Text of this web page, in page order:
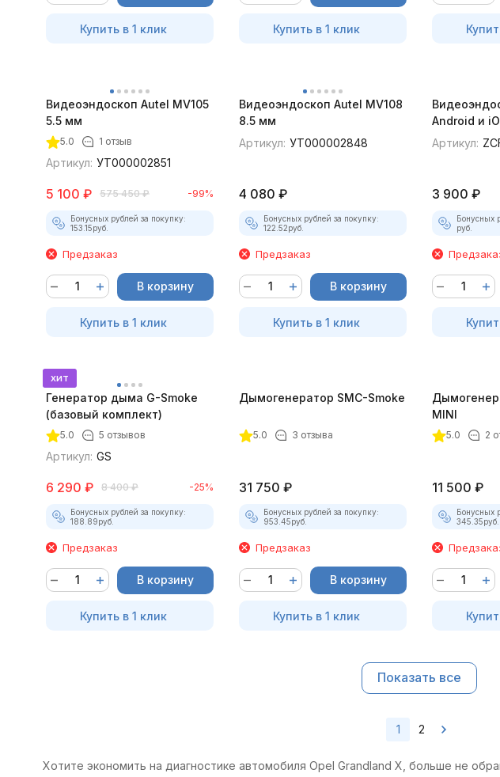
Купить в 1 клик Купить в 1 клик
Видеоэндоскоп Autel MV105
5.5 мм
5.0 1 отзыв
Артикул: УТ000002851
5 100 ₽ 575 450 ₽ -99%
Бонусных рублей за покупку:
153.15руб.
Предзаказ
В корзину
Купить в 1 клик
Видеоэндоскоп Autel MV108
8.5 мм
Артикул: УТ000002848
4 080 ₽
Бонусных рублей за покупку:
122.52руб.
Предзаказ
В корзину
Купить в 1 клик
Android и
для
Артикул:
3 900 ₽
Бонусных
руб.
хит
Генератор дыма G-Smoke
(базовый комплект)
5.0 5 отзывов
Артикул: GS
6 290 ₽ 8 400 ₽ -25%
Бонусных рублей за покупку:
188.89руб.
Предзаказ
В корзину
Купить в 1 клик
Дымогенератор SMC-Smoke
5.0 3 отзыва
31 750 ₽
Бонусных рублей за покупку:
953.45руб.
Предзаказ
В корзину
Купить в 1 клик
MINI
5.0 2
11 500 ₽
Бонусных
345.35руб.
Показать все
1 2
Хотите экономить на диагностике автомобиля Opel Grandland X, больше не